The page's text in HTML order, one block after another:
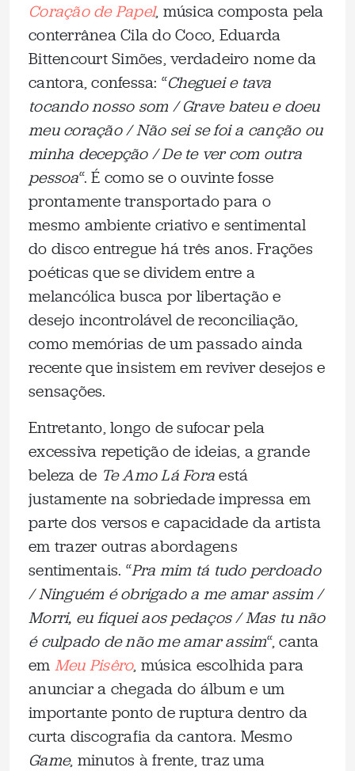
Coração de Papel, música composta pela
conterrânea Cila do Coco, Eduarda
Bittencourt Simões, verdadeiro nome da
cantora, confessa: “Cheguei ‌e‌ ‌tava‌
‌tocando‌ ‌nosso‌ ‌som‌ ‌/ Grave‌ ‌bateu‌ ‌e‌ ‌doeu‌
‌meu‌ ‌coração‌ / ‌Não‌ ‌sei‌ ‌se‌ ‌foi‌ ‌a‌ ‌canção‌ ‌ou‌
‌minha‌ ‌decepção‌ / De‌ ‌te‌ ‌ver‌ ‌com‌ ‌outra‌
‌pessoa‌“. É como se o ouvinte fosse
prontamente transportado para o
mesmo ambiente criativo e sentimental
do disco entregue há três anos. Frações
poéticas que se dividem entre a
melancólica busca por libertação e
desejo incontrolável de reconciliação,
como memórias de um passado ainda
recente que insistem em reviver desejos e
sensações.
Entretanto, longo de sufocar pela
excessiva repetição de ideias, a grande
beleza de Te Amo Lá Foraestá
justamente na sobriedade impressa em
parte dos versos e capacidade da artista
em trazer outras abordagens
sentimentais. “Pra mim tá tudo perdoado
/ Ninguém é obrigado a me amar assim /
Morri, eu fiquei aos pedaços / Mas tu não
é culpado de não me amar assim“, canta
em Meu Pisêro, música escolhida para
anunciar a chegada do álbum e um
importante ponto de ruptura dentro da
curta discografia da cantora. Mesmo
Game, minutos à frente, traz uma